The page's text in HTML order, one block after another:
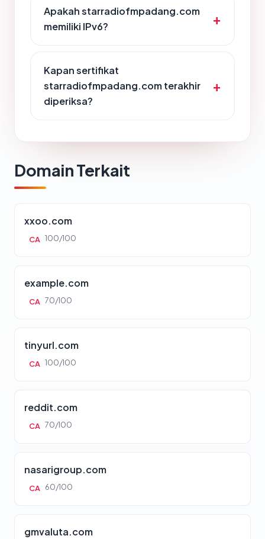
Apakah starradiofmpadang.com
memiliki IPv6?
Kapan sertifikat
starradiofmpadang.com terakhir
diperiksa?
Domain Terkait
xxoo.com
CA 100/100
example.com
CA 70/100
tinyurl.com
CA 100/100
reddit.com
CA 70/100
nasarigroup.com
CA 60/100
gmvaluta.com